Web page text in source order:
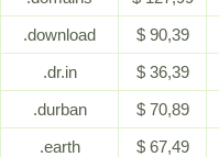
.download
$ 90,39
.dr.in
$ 36,39
.durban
$ 70,89
.earth
$ 67,49